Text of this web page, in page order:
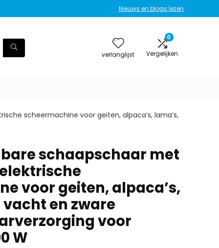
Nieuws en blogs lezen
verlanglijst
0
Vergelijken
scheermachine voor geiten, alpaca’s, lama’s,
schaapschaar met
voor geiten, alpaca’s,
vacht en zware
voor
W